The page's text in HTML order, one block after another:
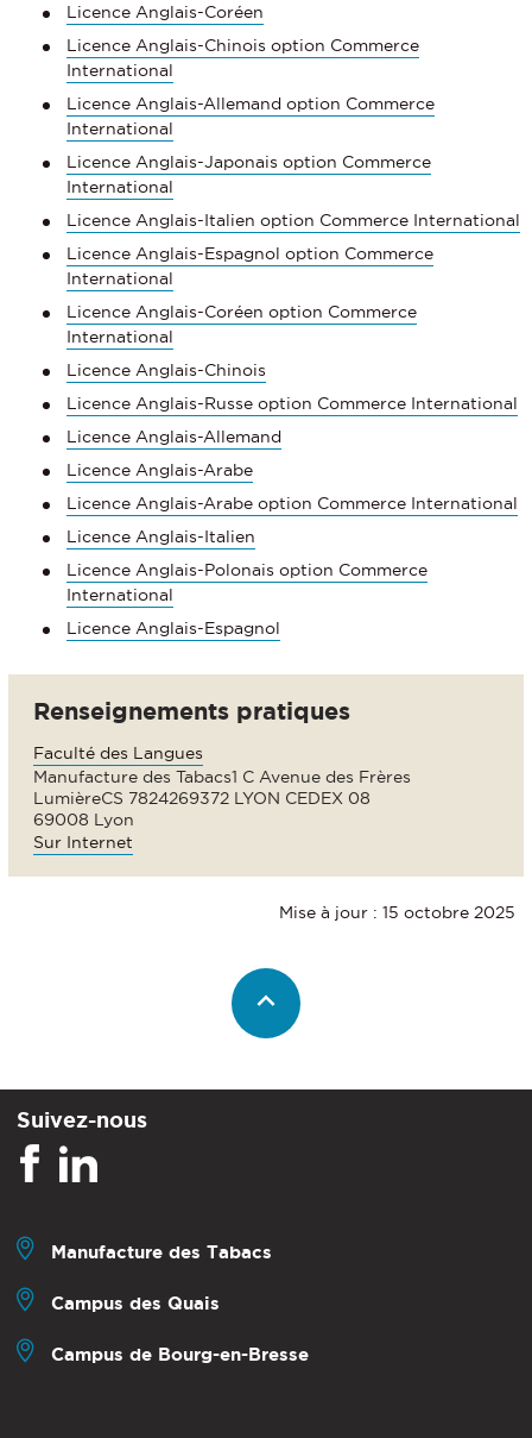
Licence Anglais-Coréen
Licence Anglais-Chinois option Commerce
International
Licence Anglais-Allemand option Commerce
International
Licence Anglais-Japonais option Commerce
International
Licence Anglais-Italien option Commerce International
Licence Anglais-Espagnol option Commerce
International
Licence Anglais-Coréen option Commerce
International
Licence Anglais-Chinois
Licence Anglais-Russe option Commerce International
Licence Anglais-Allemand
Licence Anglais-Arabe
Licence Anglais-Arabe option Commerce International
Licence Anglais-Italien
Licence Anglais-Polonais option Commerce
International
Licence Anglais-Espagnol
Renseignements pratiques
Faculté des Langues
Manufacture des Tabacs1 C Avenue des Frères
LumièreCS 7824269372 LYON CEDEX 08
69008 Lyon
Sur Internet
Mise à jour : 15 octobre 2025
Suivez-nous
Manufacture des Tabacs
Campus des Quais
Campus de Bourg-en-Bresse